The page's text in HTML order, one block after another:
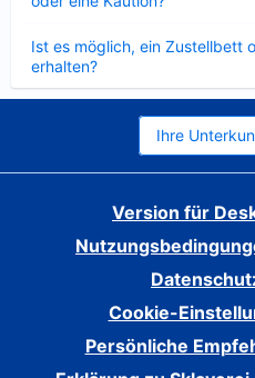
Ist es möglich, ein Zustellbett
erhalten?
Ihre
Version für
Cookie-
Persönliche